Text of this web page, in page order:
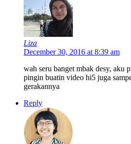
Liza
December 30, 2016 at 8:39 am
wah seru banget mbak desy, aku
pingin buatin video hi5 juga
gerakannya
Reply